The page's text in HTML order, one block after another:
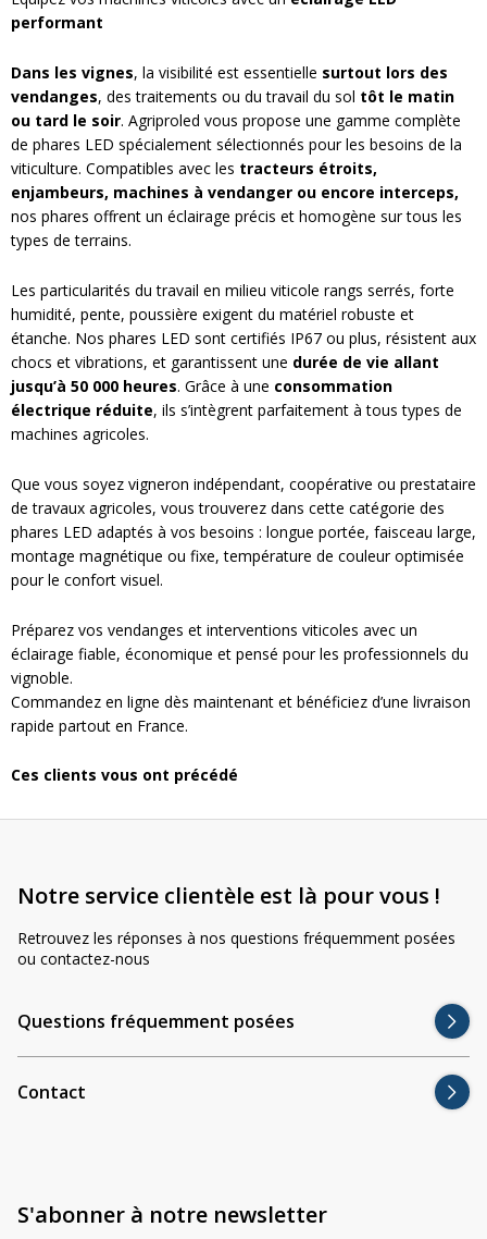
performant
Dans les vignes, la visibilité est essentielle surtout lors des
vendanges, des traitements ou du travail du sol tôt le matin
ou tard le soir. Agriproled vous propose une gamme complète
de phares LED spécialement sélectionnés pour les besoins de la
viticulture. Compatibles avec les tracteurs étroits,
enjambeurs, machines à vendanger ou encore interceps,
nos phares offrent un éclairage précis et homogène sur tous les
types de terrains.
Les particularités du travail en milieu viticole rangs serrés, forte
humidité, pente, poussière exigent du matériel robuste et
étanche. Nos phares LED sont certifiés IP67 ou plus, résistent aux
chocs et vibrations, et garantissent une durée de vie allant
jusqu’à 50 000 heures. Grâce à une consommation
électrique réduite, ils s’intègrent parfaitement à tous types de
machines agricoles.
Que vous soyez vigneron indépendant, coopérative ou prestataire
de travaux agricoles, vous trouverez dans cette catégorie des
phares LED adaptés à vos besoins : longue portée, faisceau large,
montage magnétique ou fixe, température de couleur optimisée
pour le confort visuel.
Préparez vos vendanges et interventions viticoles avec un
éclairage fiable, économique et pensé pour les professionnels du
vignoble.
Commandez en ligne dès maintenant et bénéficiez d’une livraison
rapide partout en France.
Ces clients vous ont précédé
Notre service clientèle est là pour vous !
Retrouvez les réponses à nos questions fréquemment posées
ou contactez-nous
Questions fréquemment posées
Contact
S'abonner à notre newsletter